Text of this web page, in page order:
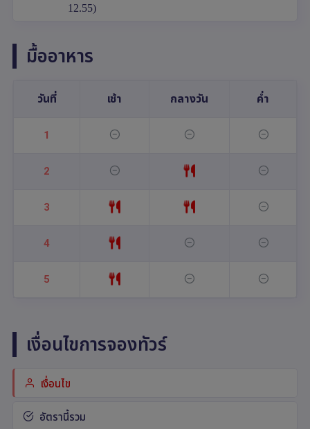
12.55)
มื้ออาหาร
วันที่ เช้า กลางวัน ค่ำ
1
2
3
4
5
เงื่อนไขการจองทัวร์
เงื่อนไข
อัตรานี้รวม